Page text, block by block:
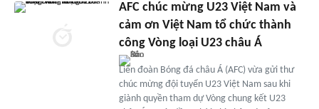
AFC chúc mừng U23 Việt Nam và
cảm ơn Việt Nam tổ chức thành
công Vòng loại U23 châu Á
Liên đoàn Bóng đá châu Á (AFC) vừa gửi thư
chúc mừng đội tuyển U23 Việt Nam sau khi
giành quyền tham dự Vòng chung kết U23